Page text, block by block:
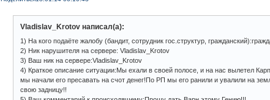
Vladislav_Krotov написал(а):
1) На кого подаёте жалобу (бандит, сотрудник гос.структур,
2) Ник нарушителя на сервере: Vladislav_Krotov
3) Ваш ник на сервере:Vladislav_Krotov
4) Краткое описание ситуации:Мы ехали в своей полосе, и на нас вылетел
мы начали его пресавать на счот денег!По РП мы его ранили и увалили на
свою задницу!!